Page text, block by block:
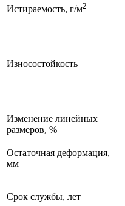
Истираемость, г/м2
Износостойкость
Изменение линейных
размеров, %
Остаточная деформация,
мм
Срок службы, лет